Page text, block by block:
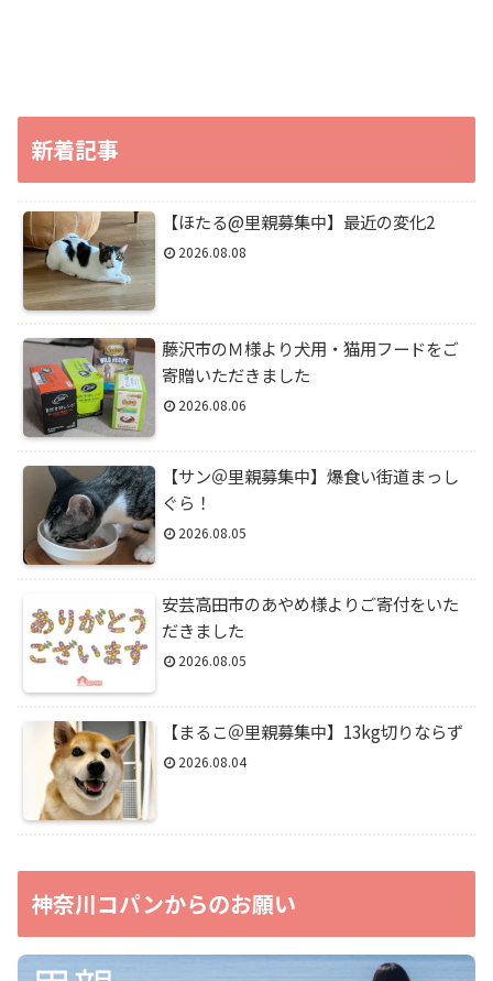
新着記事
【ほたる@里親募集中】最近の変化2
2026.08.08
藤沢市のＭ様より犬用・猫用フードをご
寄贈いただきました
2026.08.06
【サン＠里親募集中】爆食い街道まっし
ぐら！
2026.08.05
安芸高田市のあやめ様よりご寄付をいた
だきました
2026.08.05
【まるこ＠里親募集中】13kg切りならず
2026.08.04
神奈川コパンからのお願い